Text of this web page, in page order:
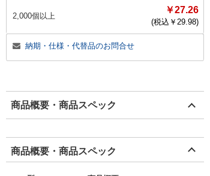
2,000個以上
￥27.26
(税込￥ 29.98)
納期・仕様・代替品のお問合せ
商品概要・商品スペック
商品概要・商品スペック